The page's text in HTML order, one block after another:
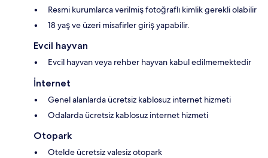
Resmi kurumlarca verilmiş fotoğraflı kimlik gerekli olabilir
18 yaş ve üzeri misafirler giriş yapabilir.
Evcil hayvan
Evcil hayvan veya rehber hayvan kabul edilmemektedir
İnternet
Genel alanlarda ücretsiz kablosuz internet hizmeti
Odalarda ücretsiz kablosuz internet hizmeti
Otopark
Otelde ücretsiz valesiz otopark